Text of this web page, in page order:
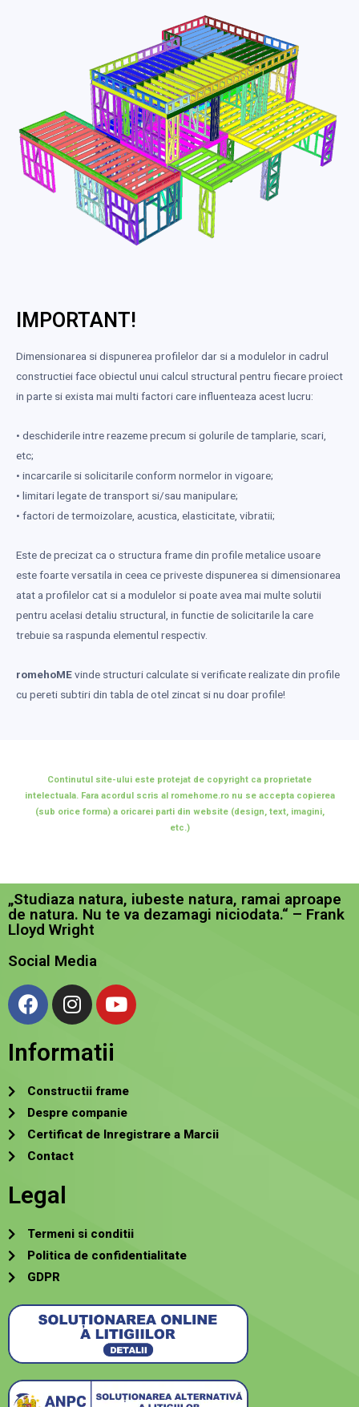
IMPORTANT!
Dimensionarea si dispunerea profilelor dar si a modulelor in cadrul
constructiei face obiectul unui calcul structural pentru fiecare proiect
in parte si exista mai multi factori care influenteaza acest lucru:
• deschiderile intre reazeme precum si golurile de tamplarie, scari,
etc;
• incarcarile si solicitarile conform normelor in vigoare;
• limitari legate de transport si/sau manipulare;
• factori de termoizolare, acustica, elasticitate, vibratii;
Este de precizat ca o structura frame din profile metalice usoare
este foarte versatila in ceea ce priveste dispunerea si dimensionarea
atat a profilelor cat si a modulelor si poate avea mai multe solutii
pentru acelasi detaliu structural, in functie de solicitarile la care
trebuie sa raspunda elementul respectiv.
romehoMEvinde structuri calculate si verificate realizate din profile
cu pereti subtiri din tabla de otel zincat si nu doar profile!
Continutul site-ului este protejat de copyright ca proprietate
intelectuala. Fara acordul scris al romehome.ro nu se accepta copierea
(sub orice forma) a oricarei parti din website (design, text, imagini,
etc.)
„Studiaza natura, iubeste natura, ramai aproape
de natura. Nu te va dezamagi niciodata.“ – Frank
Lloyd Wright
Social Media
Informatii
Constructii frame
Despre companie
Certificat de Inregistrare a Marcii
Contact
Legal
Termeni si conditii
Politica de confidentialitate
GDPR